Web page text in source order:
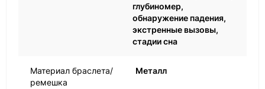
глубиномер,
обнаружение падения,
экстренные вызовы,
стадии сна
Материал браслета/
ремешка
Металл